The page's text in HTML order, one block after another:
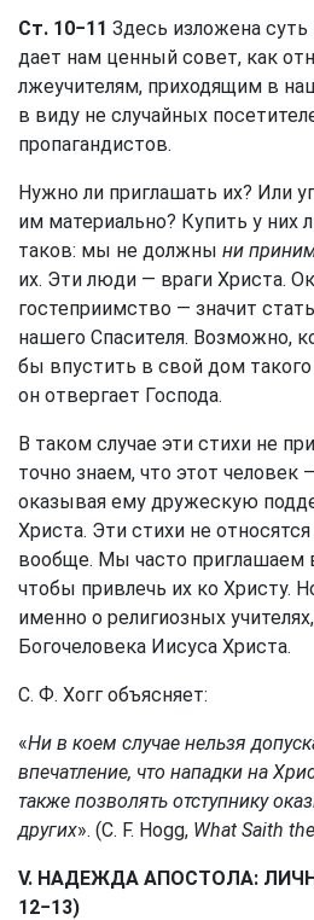
Ст. 10−11 Здесь изложена суть
дает нам ценный совет, как
лжеучителям, приходящим в
в виду не случайных
пропагандистов.
Нужно ли приглашать их? Или
им материально? Купить у них
таков: мы не должны ни
их. Эти люди — враги Христа.
гостеприимство — значит
нашего Спасителя. Возможно,
бы впустить в свой дом такого
он отвергает Господа.
В таком случае эти стихи не
точно знаем, что этот человек
оказывая ему дружескую
Христа. Эти стихи не
вообще. Мы часто приглашаем
чтобы привлечь их ко Христу.
именно о религиозных
Богочеловека Иисуса Христа.
С. Ф. Хогг объясняет:
«Ни в коем случае нельзя
впечатление, что нападки на
также позволять отступнику
других». (С. F. Hogg, What Saith
V. НАДЕЖДА АПОСТОЛА:
12−13)